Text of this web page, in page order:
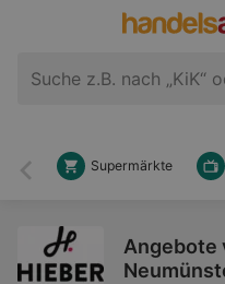
Zurück
Supermärkte
Angebote